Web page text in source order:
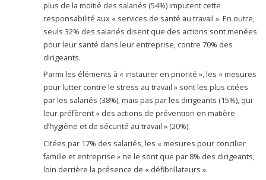
plus de la moitié des salariés (54%) imputent cette
responsabilité aux « services de santé au travail ». En outre,
seuls 32% des salariés disent que des actions sont menées
pour leur santé dans leur entreprise, contre 70% des
dirigeants.
Parmi les éléments à « instaurer en priorité », les « mesures
pour lutter contre le stress au travail » sont les plus citées
par les salariés (38%), mais pas par les dirigeants (15%), qui
leur préfèrent « des actions de prévention en matière
d’hygiène et de sécurité au travail » (20%).
Citées par 17% des salariés, les « mesures pour concilier
famille et entreprise » ne le sont que par 8% des dirigeants,
loin derrière la présence de « défibrillateurs ».